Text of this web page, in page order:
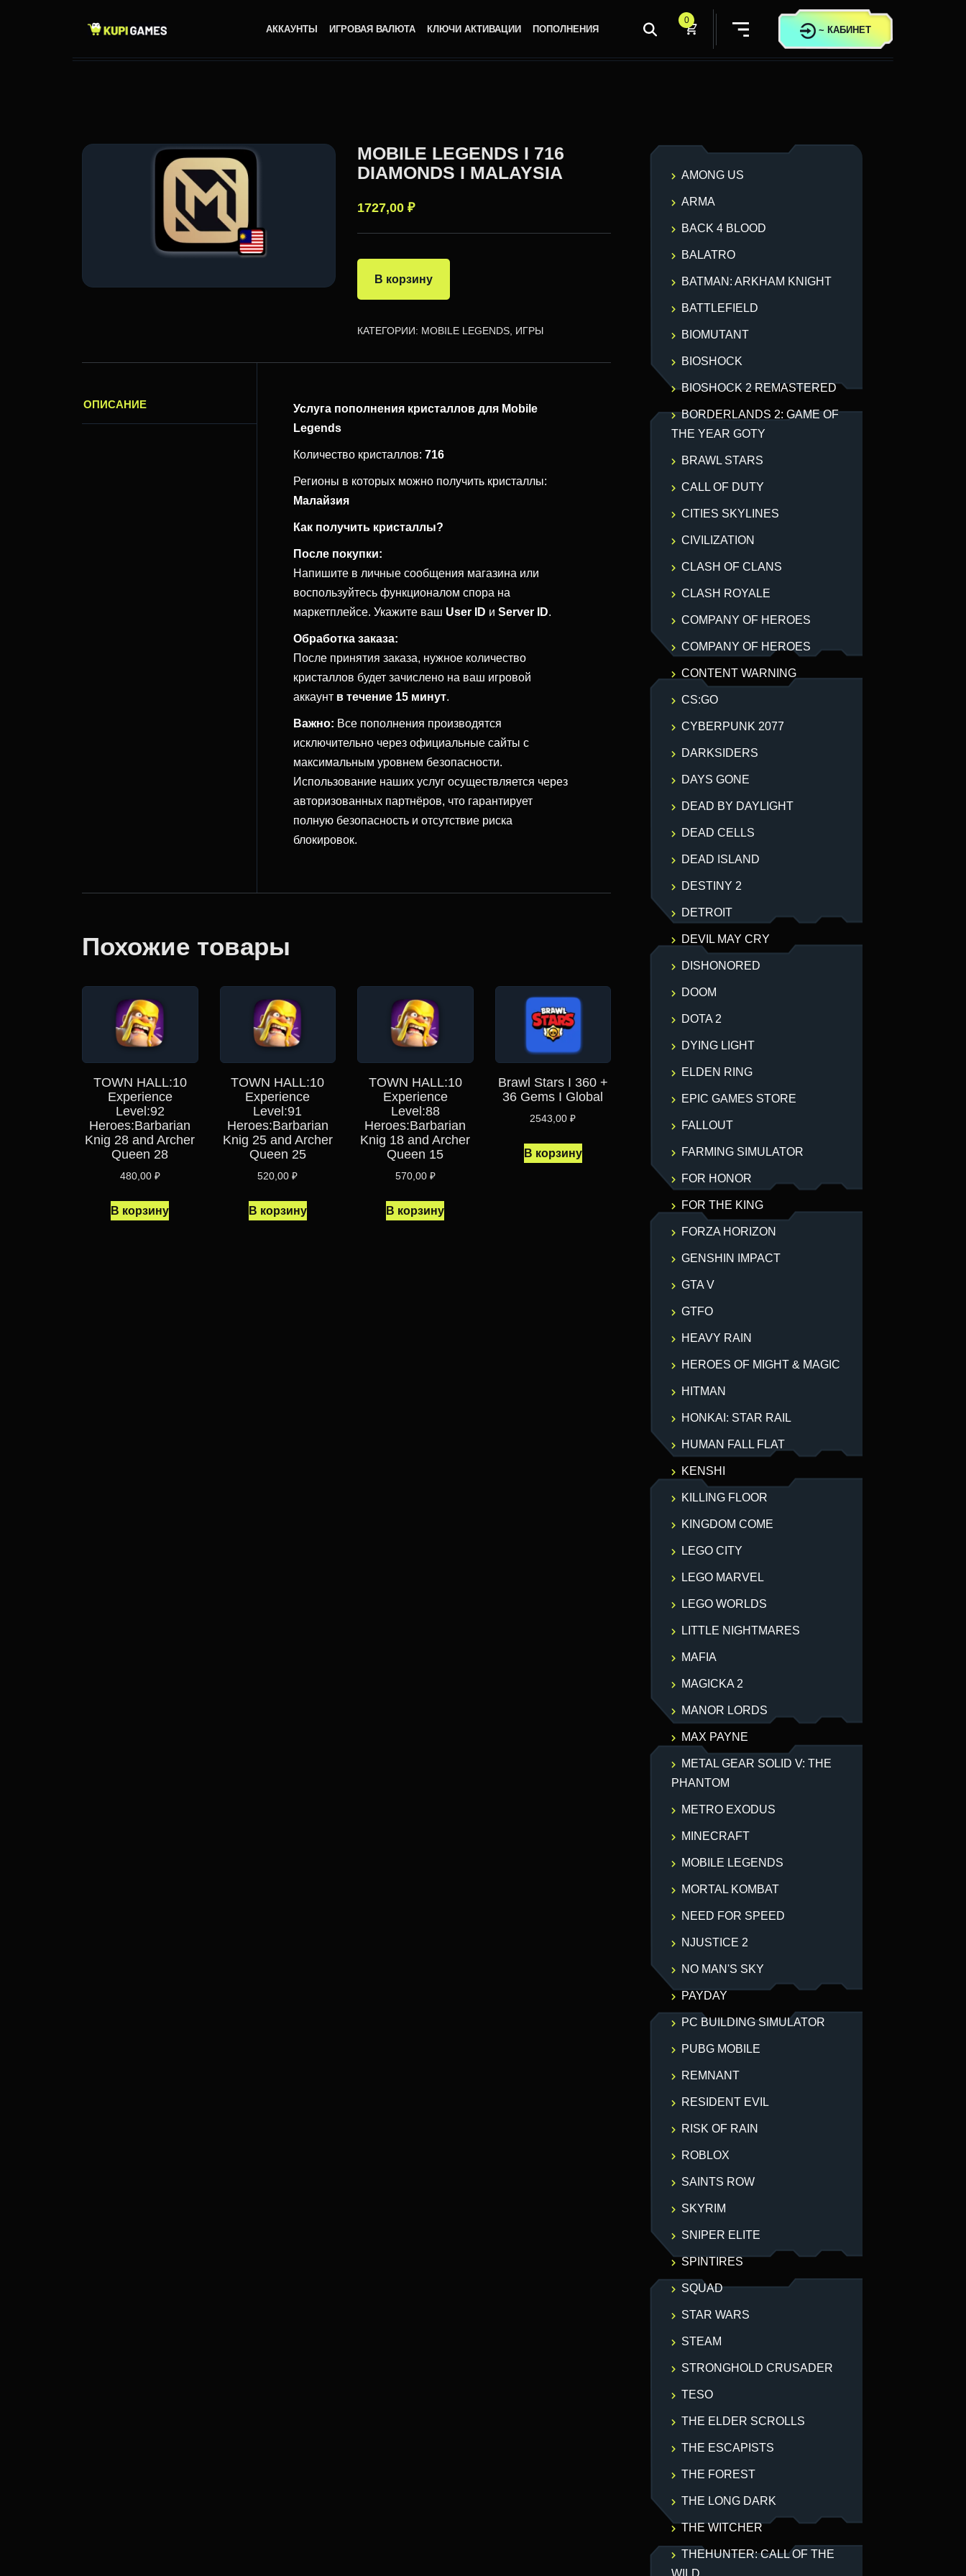
АККАУНТЫ ИГРОВАЯ ВАЛЮТА КЛЮЧИ АКТИВАЦИИ ПОПОЛНЕНИЯ
0
~ КАБИНЕТ
MOBILE LEGENDS I 716
DIAMONDS I MALAYSIA
1727,00 ₽
В корзину
КАТЕГОРИИ: MOBILE LEGENDS, ИГРЫ
ОПИСАНИЕ
Услуга пополнения кристаллов для Mobile
Legends
Количество кристаллов:716
Регионы в которых можно получить кристаллы:
Малайзия
Как получить кристаллы?
После покупки:
Напишите в личные сообщения магазина или
воспользуйтесь функционалом спора на
маркетплейсе. Укажите ваш User ID иServer ID.
Обработка заказа:
После принятия заказа, нужное количество
кристаллов будет зачислено на ваш игровой
аккаунт в течение 15 минут.
Важно: Все пополнения производятся
исключительно через официальные сайты с
максимальным уровнем безопасности.
Использование наших услуг осуществляется через
авторизованных партнёров, что гарантирует
полную безопасность и отсутствие риска
блокировок.
Похожие товары
TOWN HALL:10
Experience
Level:92
Heroes:Barbarian
Knig 28 and Archer
Queen 28
480,00 ₽
В корзину
TOWN HALL:10
Experience
Level:91
Heroes:Barbarian
Knig 25 and Archer
Queen 25
520,00₽
В корзину
TOWN HALL:10
Experience
Level:88
Heroes:Barbarian
Knig 18 and Archer
Queen 15
570,00 ₽
В корзину
Brawl Stars I 360 +
36 Gems I Global
2543,00₽
В корзину
AMONG US
ARMA
BACK 4 BLOOD
BALATRO
BATMAN: ARKHAM KNIGHT
BATTLEFIELD
BIOMUTANT
BIOSHOCK
BIOSHOCK 2 REMASTERED
BORDERLANDS 2: GAME OF
THE YEAR GOTY
BRAWL STARS
CALL OF DUTY
CITIES SKYLINES
CIVILIZATION
CLASH OF CLANS
CLASH ROYALE
COMPANY OF HEROES
COMPANY OF HEROES
CONTENT WARNING
CS:GO
CYBERPUNK 2077
DARKSIDERS
DAYS GONE
DEAD BY DAYLIGHT
DEAD CELLS
DEAD ISLAND
DESTINY 2
DETROIT
DEVIL MAY CRY
DISHONORED
DOOM
DOTA 2
DYING LIGHT
ELDEN RING
EPIC GAMES STORE
FALLOUT
FARMING SIMULATOR
FOR HONOR
FOR THE KING
FORZA HORIZON
GENSHIN IMPACT
GTA V
GTFO
HEAVY RAIN
HEROES OF MIGHT & MAGIC
HITMAN
HONKAI: STAR RAIL
HUMAN FALL FLAT
KENSHI
KILLING FLOOR
KINGDOM COME
LEGO CITY
LEGO MARVEL
LEGO WORLDS
LITTLE NIGHTMARES
MAFIA
MAGICKA 2
MANOR LORDS
MAX PAYNE
METAL GEAR SOLID V: THE
PHANTOM
METRO EXODUS
MINECRAFT
MOBILE LEGENDS
MORTAL KOMBAT
NEED FOR SPEED
NJUSTICE 2
NO MAN'S SKY
PAYDAY
PC BUILDING SIMULATOR
PUBG MOBILE
REMNANT
RESIDENT EVIL
RISK OF RAIN
ROBLOX
SAINTS ROW
SKYRIM
SNIPER ELITE
SPINTIRES
SQUAD
STAR WARS
STEAM
STRONGHOLD CRUSADER
TESO
THE ELDER SCROLLS
THE ESCAPISTS
THE FOREST
THE LONG DARK
THE WITCHER
THEHUNTER: CALL OF THE
WILD